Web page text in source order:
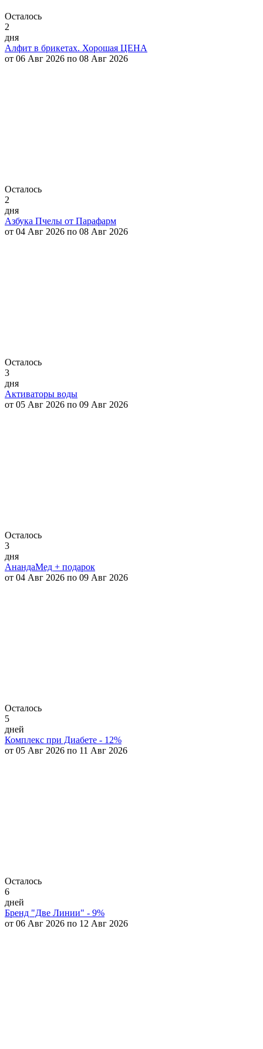
Осталось
2
дня
Алфит в брикетах. Хорошая ЦЕНА
от 06 Авг 2026 по 08 Авг 2026
Осталось
2
дня
Азбука Пчелы от Парафарм
от 04 Авг 2026 по 08 Авг 2026
Осталось
3
дня
Активаторы воды
от 05 Авг 2026 по 09 Авг 2026
Осталось
3
дня
АнандаМед + подарок
от 04 Авг 2026 по 09 Авг 2026
Осталось
5
дней
Комплекс при Диабете - 12%
от 05 Авг 2026 по 11 Авг 2026
Осталось
6
дней
Бренд "Две Линии" - 9%
от 06 Авг 2026 по 12 Авг 2026